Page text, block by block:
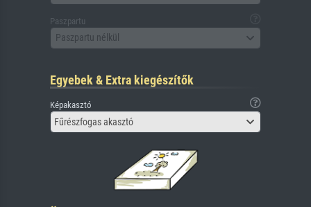
Paszpartu
Paszpartu nélkül
Egyebek & Extra kiegészítők
Képakasztó
Fűrészfogas akasztó